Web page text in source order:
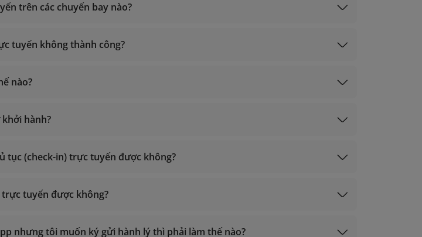
trên các chuyến bay nào?
tuyến không thành công?
nào?
dẫn làm thủ tục trực tuyến
hành?
tục (check-in) trực tuyến được không?
tuyến được không?
nhưng tôi muốn ký gửi hành lý thì phải làm thế nào?